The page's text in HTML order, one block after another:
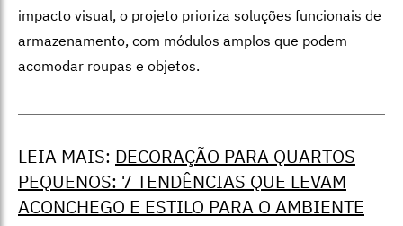
impacto visual, o projeto prioriza soluções funcionais de
armazenamento, com módulos amplos que podem
acomodar roupas e objetos.
LEIA MAIS: DECORAÇÃO PARA QUARTOS
PEQUENOS: 7 TENDÊNCIAS QUE LEVAM
ACONCHEGO E ESTILO PARA O AMBIENTE